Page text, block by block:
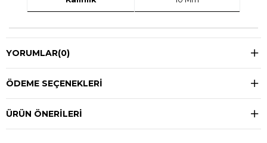
YORUMLAR(0)
ÖDEME SEÇENEKLERI
ÜRÜN ÖNERILERI